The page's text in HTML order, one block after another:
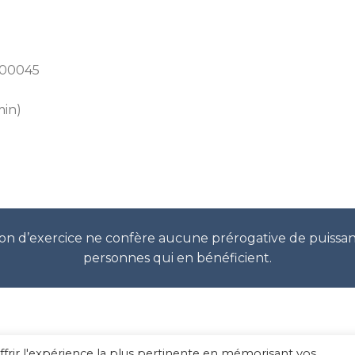
d’exercice ne confère aucune prérogative de
personnes qui en bénéficient.